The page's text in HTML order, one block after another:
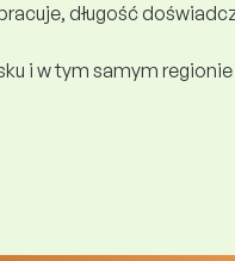
długość
i w tym samym